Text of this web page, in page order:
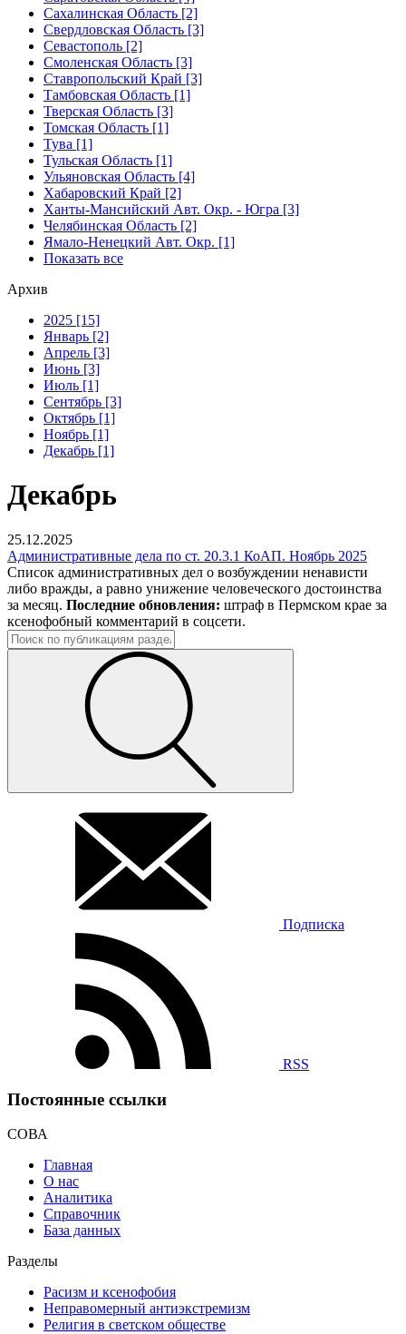
Сахалинская Область [2]
Свердловская Область [3]
Севастополь [2]
Смоленская Область [3]
Ставропольский Край [3]
Тамбовская Область [1]
Тверская Область [3]
Томская Область [1]
Тува [1]
Тульская Область [1]
Ульяновская Область [4]
Хабаровский Край [2]
Ханты-Мансийский Авт. Окр. - Югра [3]
Челябинская Область [2]
Ямало-Ненецкий Авт. Окр. [1]
Показать все
Архив
2025 [15]
Январь [2]
Апрель [3]
Июнь [3]
Июль [1]
Сентябрь [3]
Октябрь [1]
Ноябрь [1]
Декабрь [1]
Декабрь
25.12.2025
Административные дела по ст. 20.3.1 КоАП. Ноябрь 2025
Список административных дел о возбуждении ненависти
либо вражды, а равно унижение человеческого достоинства
за месяц. Последние обновления: штраф в Пермском крае за
ксенофобный комментарий в соцсети.
Подписка
RSS
Постоянные ссылки
СОВА
Главная
О нас
Аналитика
Справочник
База данных
Разделы
Расизм и ксенофобия
Неправомерный антиэкстремизм
Религия в светском обществе